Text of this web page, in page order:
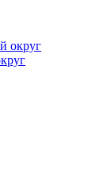
округ